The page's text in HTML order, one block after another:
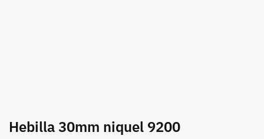
Hebilla 30mm niquel 9200